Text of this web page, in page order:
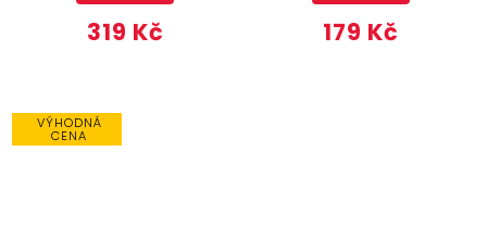
319 Kč 179 Kč
VÝHODNÁ
CENA